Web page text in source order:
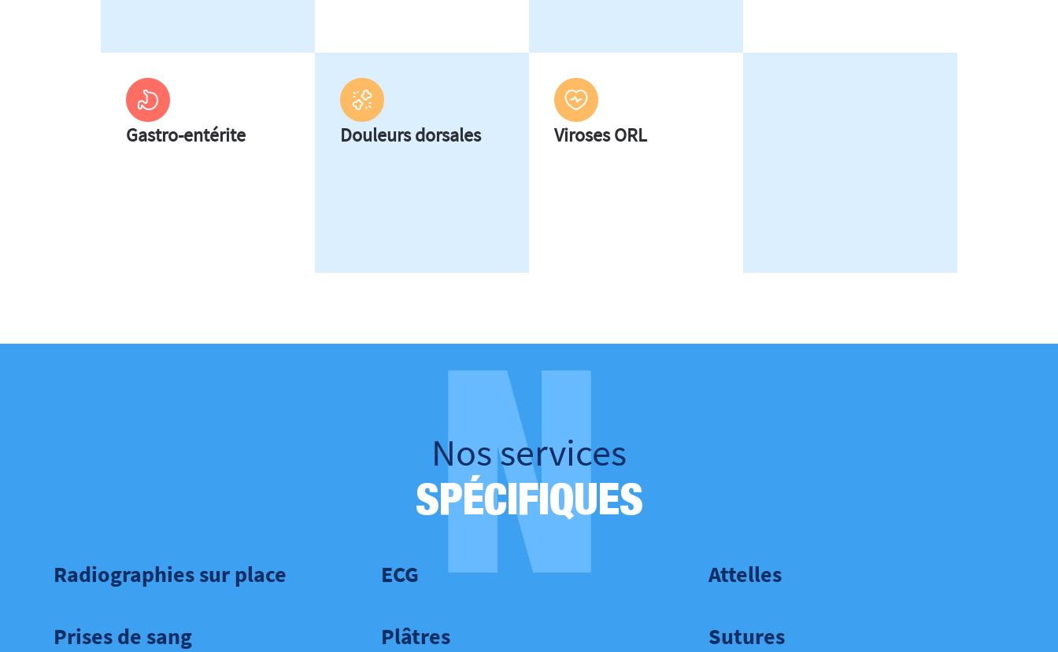
Gastro-entérite Douleurs dorsales Viroses ORL
N
Nos services
SPÉCIFIQUES
Radiographies sur place
Prises de sang
ECG
Plâtres
Attelles
Sutures